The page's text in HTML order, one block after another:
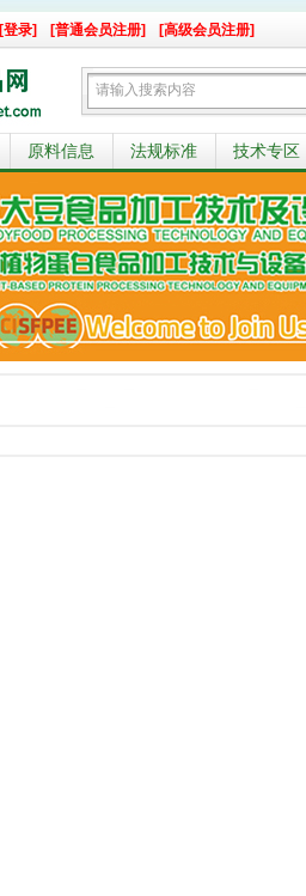
[登录] [普通会员注册] [高级会员注册]
原料信息 法规标准 技术专区